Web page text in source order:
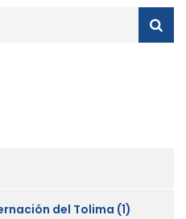
del Tolima (1)